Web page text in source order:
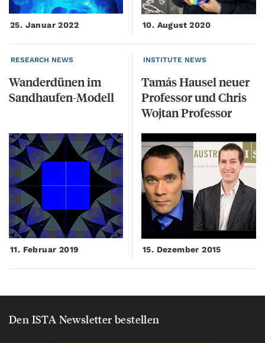
25. Januar 2022 10. August 2020
RESEARCH NEWS
Wanderdünenim
Sandhaufen-Modell
11. Februar 2019
INSTITUTE NEWS
Tamás Hausel neuer
Professor und Chris
Wojtan Professor
15. Dezember 2015
Den ISTA Newsletter bestellen